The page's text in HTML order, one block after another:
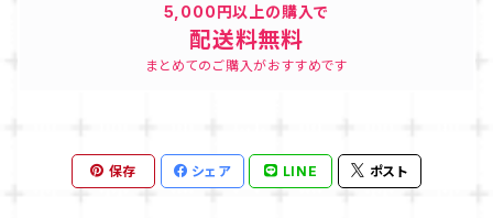
5,000円以上の購入で
配送料無料
まとめてのご購入がおすすめです
保存 シェア LINE ポスト